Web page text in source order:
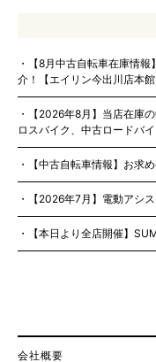
【8月中古自転車在庫情
介！【エイリン今出川店本館
【2026年8月】当店在庫
ロスバイク、中古ロードバ
【中古自転車情報】お求
【2026年7月】電動アシ
【本日より全店開催】
会社概要